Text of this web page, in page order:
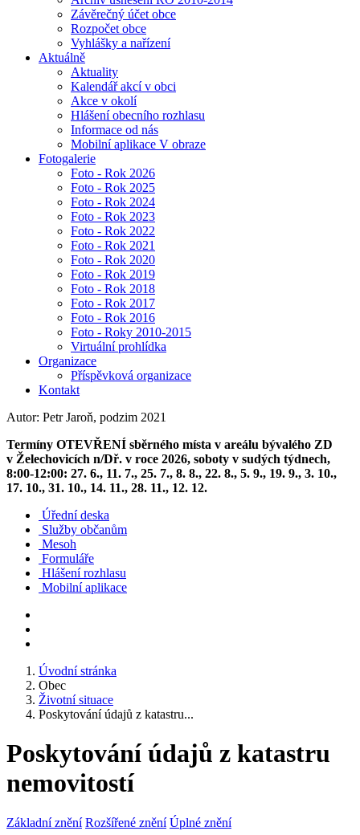
Závěrečný účet obce
Rozpočet obce
Vyhlášky a nařízení
Aktuálně
Aktuality
Kalendář akcí v obci
Akce v okolí
Hlášení obecního rozhlasu
Informace od nás
Mobilní aplikace V obraze
Fotogalerie
Foto - Rok 2026
Foto - Rok 2025
Foto - Rok 2024
Foto - Rok 2023
Foto - Rok 2022
Foto - Rok 2021
Foto - Rok 2020
Foto - Rok 2019
Foto - Rok 2018
Foto - Rok 2017
Foto - Rok 2016
Foto - Roky 2010-2015
Virtuální prohlídka
Organizace
Příspěvková organizace
Kontakt
Autor: Petr Jaroň, podzim 2021
Termíny OTEVŘENÍ sběrného místa v areálu bývalého ZD
v Želechovicích n/Dř. v roce 2026, soboty v sudých týdnech,
8:00-12:00: 27. 6., 11. 7., 25. 7., 8. 8., 22. 8., 5. 9., 19. 9., 3. 10.,
17. 10., 31. 10., 14. 11., 28. 11., 12. 12.
Úřední deska
Služby občanům
Mesoh
Formuláře
Hlášení rozhlasu
Mobilní aplikace
Úvodní stránka
Obec
Životní situace
Poskytování údajů z katastru...
Poskytování údajů z katastru
nemovitostí
Základní znění Rozšířené znění Úplné znění